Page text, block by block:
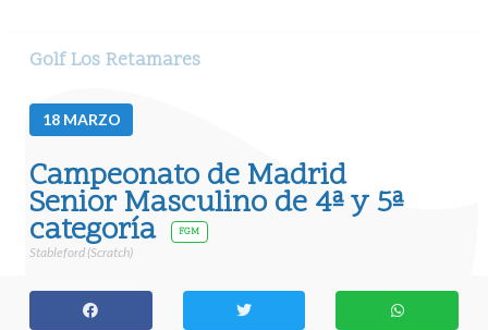
Golf Los Retamares
18 MARZO
Campeonato de Madrid
Senior Masculino de 4ª y 5ª
categoría FGM
Stableford (Scratch)